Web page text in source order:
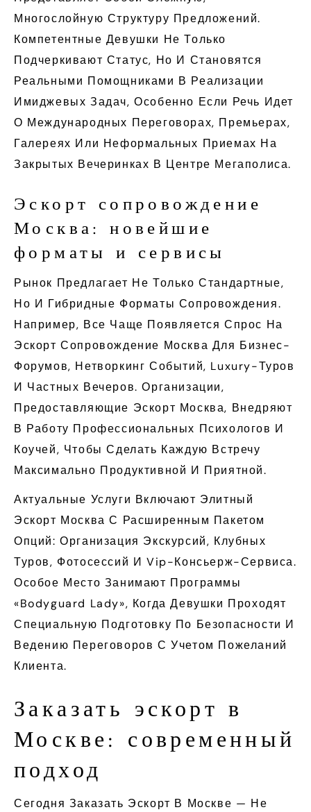
Многослойную Структуру Предложений.
Компетентные Девушки Не Только
Подчеркивают Статус, Но И Становятся
Реальными Помощниками В Реализации
Имиджевых Задач, Особенно Если Речь Идет
О Международных Переговорах, Премьерах,
Галереях Или Неформальных Приемах На
Закрытых Вечеринках В Центре Мегаполиса.
Эскорт сопровождение
Москва: новейшие
форматы и сервисы
Рынок Предлагает Не Только Стандартные,
Но И Гибридные Форматы Сопровождения.
Например, Все Чаще Появляется Спрос На
Эскорт Сопровождение Москва Для Бизнес-
Форумов, Нетворкинг Событий, Luxury-Туров
И Частных Вечеров. Организации,
Предоставляющие Эскорт Москва, Внедряют
В Работу Профессиональных Психологов И
Коучей, Чтобы Сделать Каждую Встречу
Максимально Продуктивной И Приятной.
Актуальные Услуги Включают Элитный
Эскорт Москва С Расширенным Пакетом
Опций: Организация Экскурсий, Клубных
Туров, Фотосессий И Vip-Консьерж-Сервиса.
Особое Место Занимают Программы
«Bodyguard Lady», Когда Девушки Проходят
Специальную Подготовку По Безопасности И
Ведению Переговоров С Учетом Пожеланий
Клиента.
Заказать эскорт в
Москве: современный
подход
Сегодня Заказать Эскорт В Москве — Не